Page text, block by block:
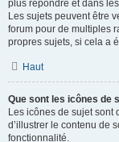
plus répondre et dans
Les sujets peuvent être
forum pour de multiples
propres sujets, si cela a
Haut
Que sont les icônes de
Les icônes de sujet sont
d’illustrer le contenu de
fonctionnalité.